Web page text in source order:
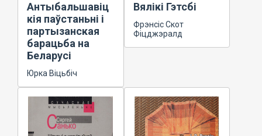
Антыбальшавіц
кія паўстаньні і
партызанская
барацьба на
Беларусі
Юрка Віцьбіч
Вялікі Гэтсбі
Фрэнсіс Скот
Фіцджэралд